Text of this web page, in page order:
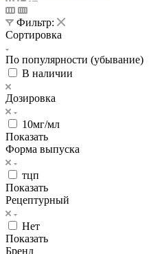
Фильтр:
Сортировка
По популярности (убывание)
В наличии
Дозировка
10мг/мл
Показать
Форма выпуска
тцп
Показать
Рецептурный
Нет
Показать
Бренд